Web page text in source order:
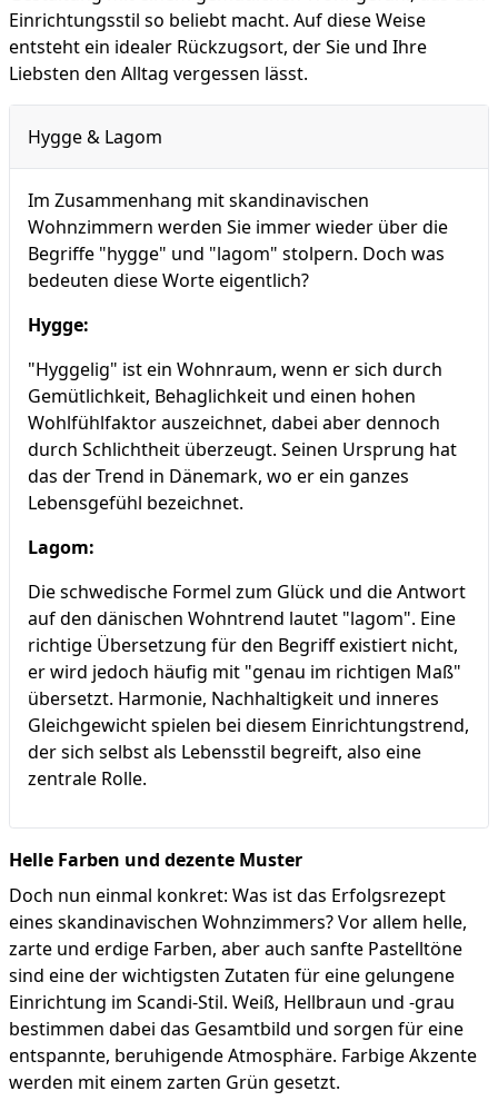
Einrichtungsstil so beliebt macht. Auf diese Weise
entsteht ein idealer Rückzugsort, der Sie und Ihre
Liebsten den Alltag vergessen lässt.
Hygge & Lagom
Im Zusammenhang mit skandinavischen
Wohnzimmern werden Sie immer wieder über die
Begriffe "hygge" und "lagom" stolpern. Doch was
bedeuten diese Worte eigentlich?
Hygge:
"Hyggelig" ist ein Wohnraum, wenn er sich durch
Gemütlichkeit, Behaglichkeit und einen hohen
Wohlfühlfaktor auszeichnet, dabei aber dennoch
durch Schlichtheit überzeugt. Seinen Ursprung hat
das der Trend in Dänemark, wo er ein ganzes
Lebensgefühl bezeichnet.
Lagom:
Die schwedische Formel zum Glück und die Antwort
auf den dänischen Wohntrend lautet "lagom". Eine
richtige Übersetzung für den Begriff existiert nicht,
er wird jedoch häufig mit "genau im richtigen Maß"
übersetzt. Harmonie, Nachhaltigkeit und inneres
Gleichgewicht spielen bei diesem Einrichtungstrend,
der sich selbst als Lebensstil begreift, also eine
zentrale Rolle.
Helle Farben und dezente Muster
Doch nun einmal konkret: Was ist das Erfolgsrezept
eines skandinavischen Wohnzimmers? Vor allem helle,
zarte und erdige Farben, aber auch sanfte Pastelltöne
sind eine der wichtigsten Zutaten für eine gelungene
Einrichtung im Scandi-Stil. Weiß, Hellbraun und -grau
bestimmen dabei das Gesamtbild und sorgen für eine
entspannte, beruhigende Atmosphäre. Farbige Akzente
werden mit einem zarten Grün gesetzt.